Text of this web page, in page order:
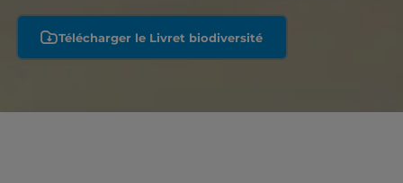
Télécharger le Livret biodiversité